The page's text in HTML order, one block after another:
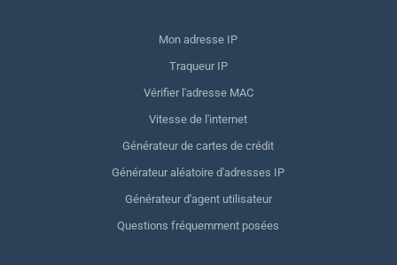
Mon adresse IP
Traqueur IP
Vérifier l'adresse MAC
Vitesse de l'internet
Générateur de cartes de crédit
Générateur aléatoire d'adresses IP
Générateur d'agent utilisateur
Questions fréquemment posées